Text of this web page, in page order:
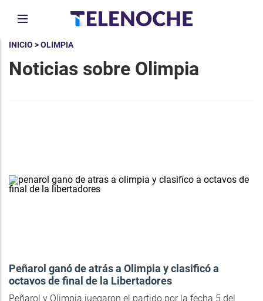
INICIO > OLIMPIA
Noticias sobre Olimpia
Peñarol ganó de atrás a Olimpia y clasificó a
octavos de final de la Libertadores
Peñarol y Olimpia juegaron el partido por la fecha 5 del